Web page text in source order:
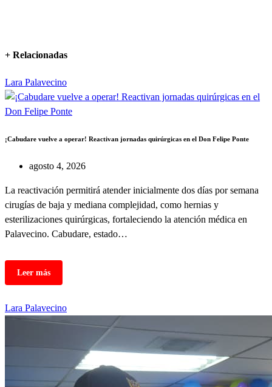
+ Relacionadas
Lara Palavecino
¡Cabudare vuelve a operar! Reactivan jornadas quirúrgicas en el Don Felipe Ponte
agosto 4, 2026
La reactivación permitirá atender inicialmente dos días por semana
cirugías de baja y mediana complejidad, como hernias y
esterilizaciones quirúrgicas, fortaleciendo la atención médica en
Palavecino. Cabudare, estado…
Lara Palavecino